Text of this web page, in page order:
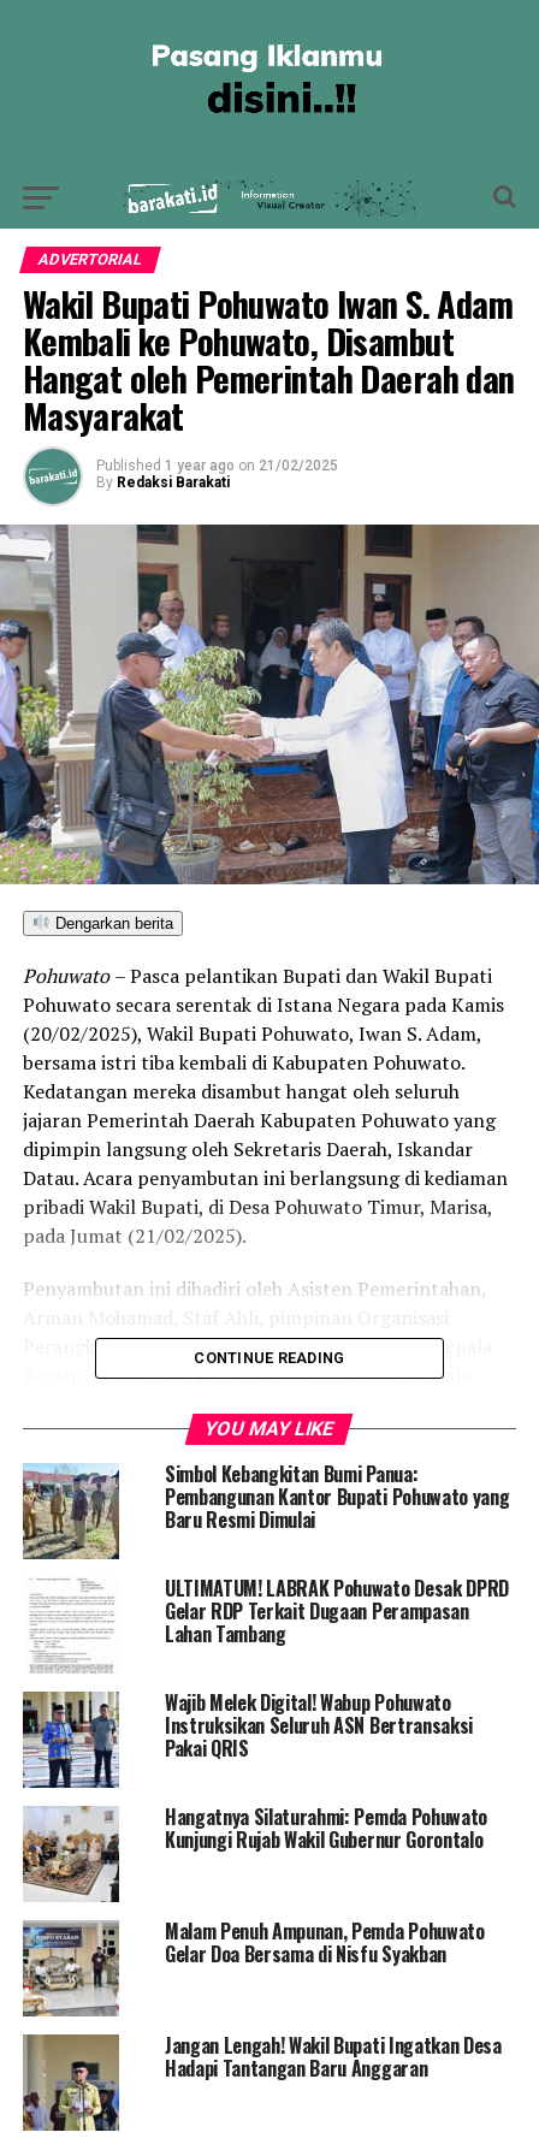
ADVERTORIAL
Wakil Bupati Pohuwato Iwan S. Adam
Kembali ke Pohuwato, Disambut
Hangat oleh Pemerintah Daerah dan
Masyarakat
Published 1 year ago on 21/02/2025
By Redaksi Barakati
Dengarkan berita
Pohuwato– Pasca pelantikan Bupati dan Wakil Bupati
Pohuwato secara serentak di Istana Negara pada Kamis
(20/02/2025), Wakil Bupati Pohuwato, Iwan S. Adam,
bersama istri tiba kembali di Kabupaten Pohuwato.
Kedatangan mereka disambut hangat oleh seluruh
jajaran Pemerintah Daerah Kabupaten Pohuwato yang
dipimpin langsung oleh Sekretaris Daerah, Iskandar
Datau. Acara penyambutan ini berlangsung di kediaman
pribadi Wakil Bupati, di Desa Pohuwato Timur, Marisa,
pada Jumat (21/02/2025).
Penyambutan ini dihadiri oleh Asisten Pemerintahan,
Perangkat Daerah (OPD), Sekretaris OPD, para Kepala
Bagian, Camat, staf pemerintahan, sejumlah Kepala
secara sederhana namun penuh makna, sebagai wujud
kebersamaan dan dukungan penuh terhadap
kepemimpinan Bupati Saipul A. Mbuinga dan Wakil
Bupati Iwan S. Adam.
Sekretaris Daerah Iskandar Datau menyampaikan bahwa
penyambutan ini merupakan bentuk dukungan dari
seluruh elemen pemerintahan dan masyarakat. “Sinergi
antara pemerintah daerah dan masyarakat semakin kuat
dalam mewujudkan pembangunan yang berkelanjutan di
Kabupaten Pohuwato. Insyaallah, kepemimpinan baru
ini dapat membawa kemajuan bagi daerah dan
kesejahteraan bagi masyarakat Pohuwato,” ungkap
Iskandar.
Ia menambahkan bahwa dukungan dari seluruh pihak
menjadi kunci keberhasilan dalam menjalankan roda
pemerintahan ke depan. “Kami yakin, dengan kerja sama
yang solid, Kabupaten Pohuwato akan semakin maju dan
sejahtera,” tambahnya.
Acara penyambutan berlangsung dengan penuh
keakraban dan kebersamaan, menandai awal
kepemimpinan baru yang diharapkan mampu membawa
Kabupaten Pohuwato ke arah yang lebih baik.
Masyarakat setempat turut menyambut dengan
CONTINUE READING
YOU MAY LIKE
Simbol Kebangkitan Bumi Panua:
Pembangunan Kantor Bupati Pohuwato yang
Baru Resmi Dimulai
ULTIMATUM! LABRAK Pohuwato Desak DPRD
Gelar RDP Terkait Dugaan Perampasan
Lahan Tambang
Wajib Melek Digital! Wabup Pohuwato
Instruksikan Seluruh ASN Bertransaksi
Pakai QRIS
Hangatnya Silaturahmi: Pemda Pohuwato
Kunjungi Rujab Wakil Gubernur Gorontalo
Malam Penuh Ampunan, Pemda Pohuwato
Gelar Doa Bersama di Nisfu Syakban
Jangan Lengah! Wakil Bupati Ingatkan Desa
Hadapi Tantangan Baru Anggaran